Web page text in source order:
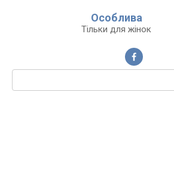
Особлива
Тільки для жінок
Пошук: